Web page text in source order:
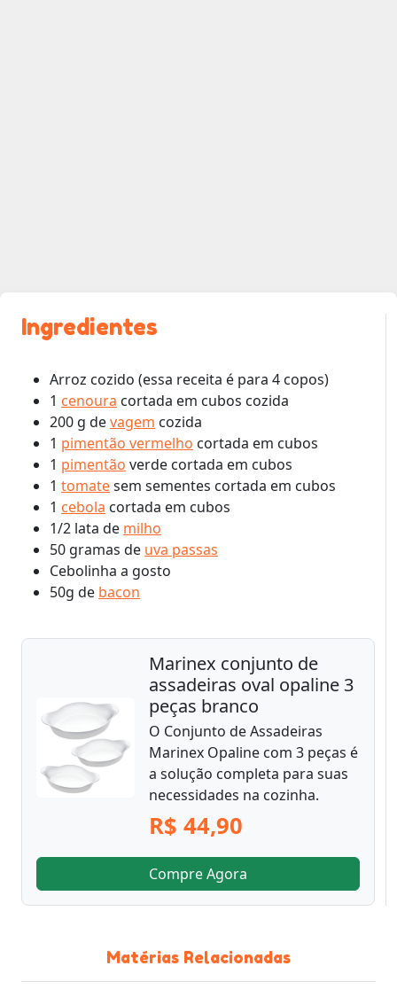
Ingredientes
Arroz cozido (essa receita é para 4 copos)
1 cenoura cortada em cubos cozida
200 g devagem cozida
1 pimentão vermelho cortada em cubos
1 pimentão verde cortada em cubos
1 tomatesem sementes cortada em cubos
1 cebola cortada em cubos
1/2 lata de milho
50 gramas de uva passas
Cebolinha a gosto
50g de bacon
Marinex conjunto de
assadeiras oval opaline 3
peças branco
O Conjunto de Assadeiras
Marinex Opaline com 3 peças é
a solução completa para suas
necessidades na cozinha.
R$ 44,90
Compre Agora
Matérias Relacionadas